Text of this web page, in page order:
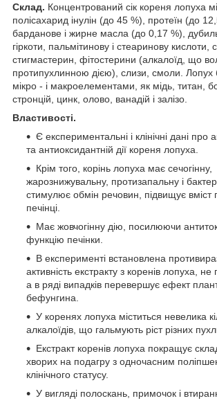
Склад. Концентрований сік кореня лопуха
полісахарид інулін (до 45 %), протеїн (до
барданове і жирне масла (до 0,17 %),
гіркоти, пальмітинову і стеаринову кислоти,
стигмастерин, фітостерини (алкалоїд, що
протипухлинною дією), слизи, смоли. Лопух
мікро - і макроелементами, як мідь, титан,
стронцій, цинк, олово, ванадій і залізо.
Властивості.
Є експериментальні і клінічні дані про
та антиоксидантній дії кореня лопуха.
Крім того, корінь лопуха має сечогінну,
жарознижувальну, протизапальну і
стимулює обмін речовин, підвищує вміст
печінці.
Має жовчогінну дію, посилюючи
функцію печінки.
В експерименті встановлена
активність екстракту з коренів лопуха, не
а в ряді випадків перевершує ефект
бефунгина.
У коренях лопуха міститься невелика
алкалоїдів, що гальмують ріст різних
Екстракт коренів лопуха покращує склад
хворих на подагру з одночасним
клінічного статусу.
У вигляді полоскань, примочок і